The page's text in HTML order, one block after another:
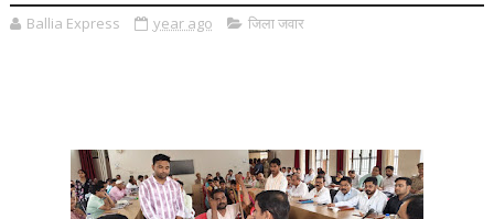
Ballia Express year ago जिला जवार